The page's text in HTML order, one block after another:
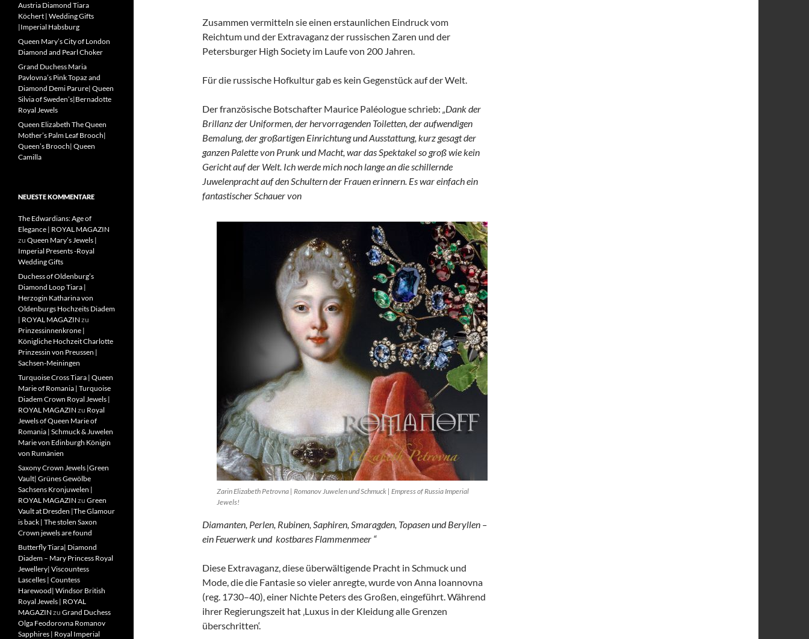
Zusammen vermitteln sie einen erstaunlichen Eindruck vom
Reichtum und der Extravaganz der russischen Zaren und der
Petersburger High Society im Laufe von 200 Jahren.
Für die russische Hofkultur gab es kein Gegenstück auf der Welt.
Der französische Botschafter Maurice Paléologue schrieb: „Dank der
Brillanz der Uniformen, der hervorragenden Toiletten, der aufwendigen
Bemalung, der großartigen Einrichtung und Ausstattung, kurz gesagt der
ganzen Palette von Prunk und Macht, war das Spektakel so groß wie kein
Gericht auf der Welt. Ich werde mich noch lange an die schillernde
Juwelenpracht auf den Schultern der Frauen erinnern. Es war einfach ein
fantastischer Schauer von
Zarin Elizabeth Petrovna | Romanov Juwelen und Schmuck | Empress of Russia Imperial
Jewels!
Diamanten, Perlen, Rubinen, Saphiren, Smaragden, Topasen und Beryllen –
ein Feuerwerk und kostbares Flammenmeer “
Diese Extravaganz, diese überwältigende Pracht in Schmuck und
Mode, die die Fantasie so vieler anregte, wurde von Anna Ioannovna
(reg. 1730–40), einer Nichte Peters des Großen, eingeführt. Während
ihrer Regierungszeit hat ‚Luxus in der Kleidung alle Grenzen
überschritten‘.
Austria Diamond Tiara
Köchert | Wedding Gifts
|Imperial Habsburg
Queen Mary’s City of London
Diamond and Pearl Choker
Grand Duchess Maria
Pavlovna’s Pink Topaz and
Diamond Demi Parure| Queen
Silvia of Sweden’s|Bernadotte
Royal Jewels
Queen Elizabeth The Queen
Mother’s Palm Leaf Brooch|
Queen’s Brooch| Queen
Camilla
NEUESTE KOMMENTARE
The Edwardians: Age of
Elegance | ROYAL MAGAZIN
zu Queen Mary’s Jewels |
Imperial Presents -Royal
Wedding Gifts
Duchess of Oldenburg’s
Diamond Loop Tiara |
Herzogin Katharina von
Oldenburgs Hochzeits Diadem
| ROYAL MAGAZIN zu
Prinzessinnenkrone |
Königliche Hochzeit Charlotte
Prinzessin von Preussen |
Sachsen-Meiningen
Turquoise Cross Tiara | Queen
Marie of Romania | Turquoise
Diadem Crown Royal Jewels |
ROYAL MAGAZIN zu Royal
Jewels of Queen Marie of
Romania | Schmuck & Juwelen
Marie von Edinburgh Königin
von Rumänien
Saxony Crown Jewels |Green
Vault| Grünes Gewölbe
Sachsens Kronjuwelen |
ROYAL MAGAZIN zu Green
Vault at Dresden |The Glamour
is back | The stolen Saxon
Crown jewels are found
Butterfly Tiara| Diamond
Diadem – Mary Princess Royal
Jewellery| Viscountess
Lascelles | Countess
Harewood| Windsor British
Royal Jewels | ROYAL
MAGAZIN zu Grand Duchess
Olga Feodorovna Romanov
Sapphires | Royal Imperial